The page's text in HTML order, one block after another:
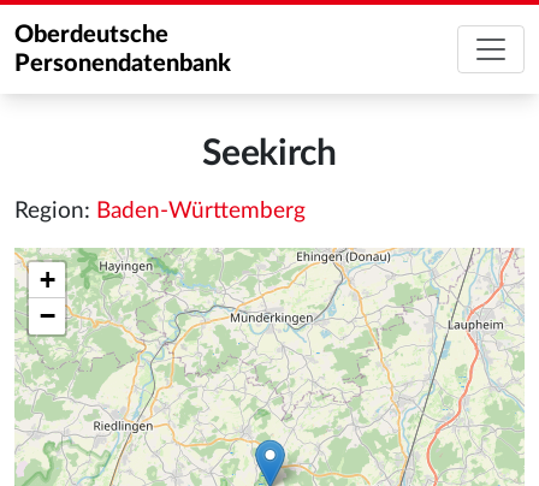
Oberdeutsche
Personendatenbank
Seekirch
Region: Baden-Württemberg
+
−